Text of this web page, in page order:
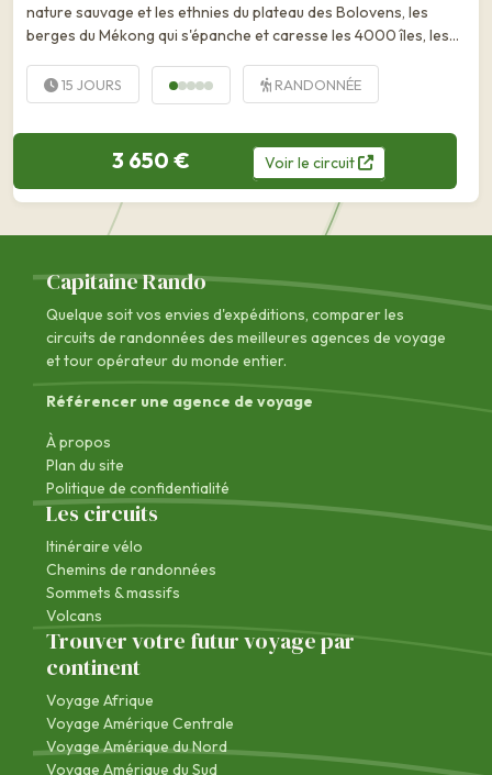
nature sauvage et les ethnies du plateau des Bolovens, les
berges du Mékong qui s'épanche et caresse les 4000 îles, les
15 JOURS RANDONNÉE
3 650 € Voirle circuit
Capitaine Rando
Quelque soit vos envies d'expéditions, comparer les
circuits de randonnées des meilleures agences de voyage
et tour opérateur du monde entier.
Référencer une agence de voyage
À propos
Plan du site
Politique de confidentialité
Les circuits
Itinéraire vélo
Chemins de randonnées
Sommets & massifs
Volcans
Trouver votre futur voyage par
continent
Voyage Afrique
Voyage Amérique Centrale
Voyage Amérique du Nord
Voyage Amérique du Sud